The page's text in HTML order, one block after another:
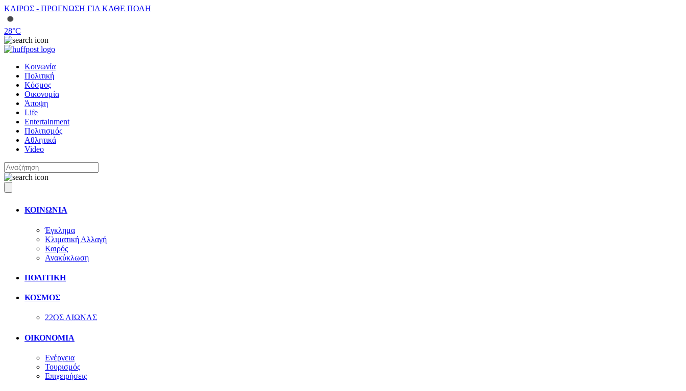
ΚΑΙΡΟΣ - ΠΡΟΓΝΩΣΗ ΓΙΑ ΚΑΘΕ ΠΟΛΗ
28°C
Κοινωνία
Πολιτική
Κόσμος
Οικονομία
Άποψη
Life
Entertainment
Πολιτισμός
Αθλητικά
Video
ΚΟΙΝΩΝΙΑ
Έγκλημα
Κλιματική Αλλαγή
Καιρός
Ανακύκλωση
ΠΟΛΙΤΙΚΗ
ΚΟΣΜΟΣ
22ΟΣ ΑΙΩΝΑΣ
ΟΙΚΟΝΟΜΙΑ
Ενέργεια
Τουρισμός
Επιχειρήσεις